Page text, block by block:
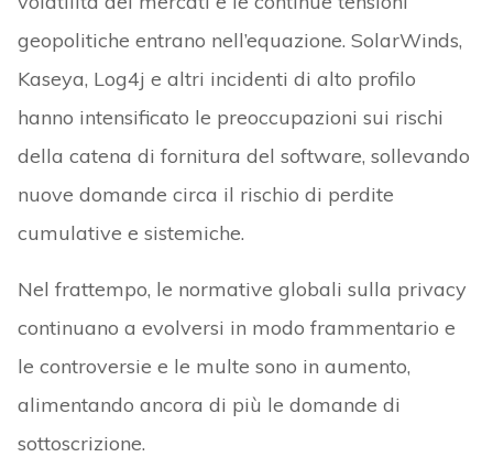
geopolitiche entrano nell’equazione. SolarWinds,
Kaseya, Log4j e altri incidenti di alto profilo
hanno intensificato le preoccupazioni sui rischi
della catena di fornitura del software, sollevando
nuove domande circa il rischio di perdite
cumulative e sistemiche.
Nel frattempo, le normative globali sulla privacy
continuano a evolversi in modo frammentario e
le controversie e le multe sono in aumento,
alimentando ancora di più le domande di
sottoscrizione.